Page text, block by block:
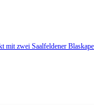
mit zwei Saalfeldener